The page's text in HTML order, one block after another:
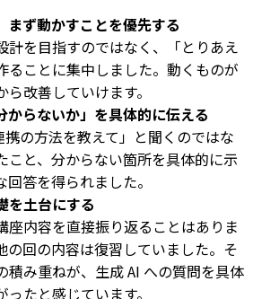
まず動かすことを優先する
計を目指すのではなく、「とりあえ
ることに集中しました。動くものが
改善していけます。
からないか」を具体的に伝える
の方法を教えて」と聞くのではな
こと、分からない箇所を具体的に示
答を得られました。
を土台にする
座内容を直接振り返ることはありま
の回の内容は復習していました。そ
積み重ねが、生成 AI への質問を具体
たと感じています。